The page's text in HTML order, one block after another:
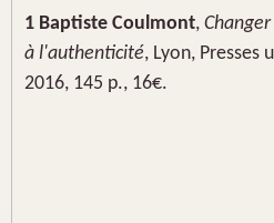
1 Baptiste Coulmont,
à l'authenticité, Lyon, Presses
2016, 145 p., 16€.